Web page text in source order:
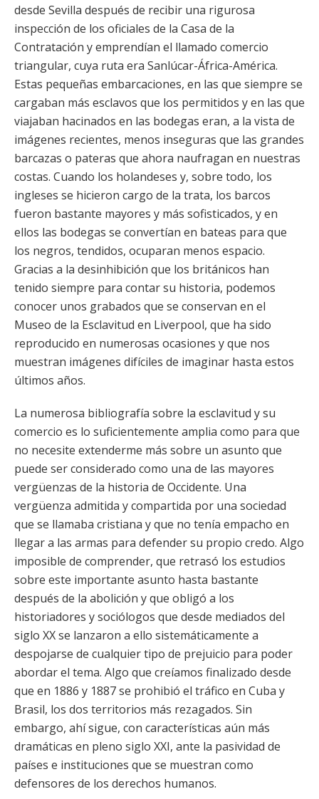
desde Sevilla después de recibir una rigurosa
inspección de los oficiales de la Casa de la
Contratación y emprendían el llamado comercio
triangular, cuya ruta era Sanlúcar-África-América.
Estas pequeñas embarcaciones, en las que siempre se
cargaban más esclavos que los permitidos y en las que
viajaban hacinados en las bodegas eran, a la vista de
imágenes recientes, menos inseguras que las grandes
barcazas o pateras que ahora naufragan en nuestras
costas. Cuando los holandeses y, sobre todo, los
ingleses se hicieron cargo de la trata, los barcos
fueron bastante mayores y más sofisticados, y en
ellos las bodegas se convertían en bateas para que
los negros, tendidos, ocuparan menos espacio.
Gracias a la desinhibición que los británicos han
tenido siempre para contar su historia, podemos
conocer unos grabados que se conservan en el
Museo de la Esclavitud en Liverpool, que ha sido
reproducido en numerosas ocasiones y que nos
muestran imágenes difíciles de imaginar hasta estos
últimos años.
La numerosa bibliografía sobre la esclavitud y su
comercio es lo suficientemente amplia como para que
no necesite extenderme más sobre un asunto que
puede ser considerado como una de las mayores
vergüenzas de la historia de Occidente. Una
vergüenza admitida y compartida por una sociedad
que se llamaba cristiana y que no tenía empacho en
llegar a las armas para defender su propio credo. Algo
imposible de comprender, que retrasó los estudios
sobre este importante asunto hasta bastante
después de la abolición y que obligó a los
historiadores y sociólogos que desde mediados del
siglo XX se lanzaron a ello sistemáticamente a
despojarse de cualquier tipo de prejuicio para poder
abordar el tema. Algo que creíamos finalizado desde
que en 1886 y 1887 se prohibió el tráfico en Cuba y
Brasil, los dos territorios más rezagados. Sin
embargo, ahí sigue, con características aún más
dramáticas en pleno siglo XXI, ante la pasividad de
países e instituciones que se muestran como
defensores de los derechos humanos.